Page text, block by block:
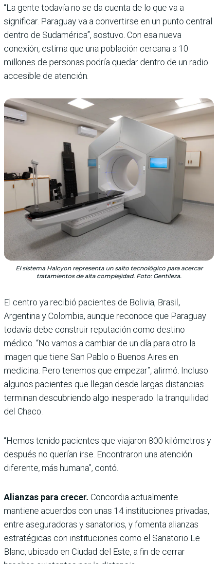
“La gente todavía no se da cuenta de lo que va a
significar. Paraguay va a convertirse en un punto central
dentro de Sudamérica”, sostuvo. Con esa nueva
conexión, estima que una población cercana a 10
millones de personas podría quedar dentro de un radio
accesible de atención.
El sistema Halcyon representa un salto tecnológico para acercar
tratamientos de alta complejidad. Foto: Gentileza.
El centro ya recibió pacientes de Bolivia, Brasil,
Argentina y Colombia, aunque reconoce que Paraguay
todavía debe construir reputación como destino
médico. “No vamos a cambiar de un día para otro la
imagen que tiene San Pablo o Buenos Aires en
medicina. Pero tenemos que empezar”, afirmó. Incluso
algunos pacientes que llegan desde largas distancias
terminan descubriendo algo inesperado: la tranquilidad
del Chaco.
“Hemos tenido pacientes que viajaron 800 kilómetros y
después no querían irse. Encontraron una atención
diferente, más humana”, contó.
Alianzas para crecer. Concordia actualmente
mantiene acuerdos con unas 14 instituciones privadas,
entre aseguradoras y sanatorios, y fomenta alianzas
estratégicas con instituciones como el Sanatorio Le
Blanc, ubicado en Ciudad del Este, a fin de cerrar